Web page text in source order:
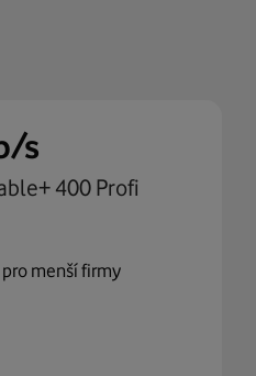
s
400 Profi
menší firmy